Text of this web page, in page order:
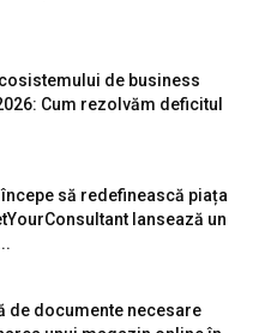
de business
Cum rezolvăm deficitul
să redefinească piața
lansează un
de documente necesare